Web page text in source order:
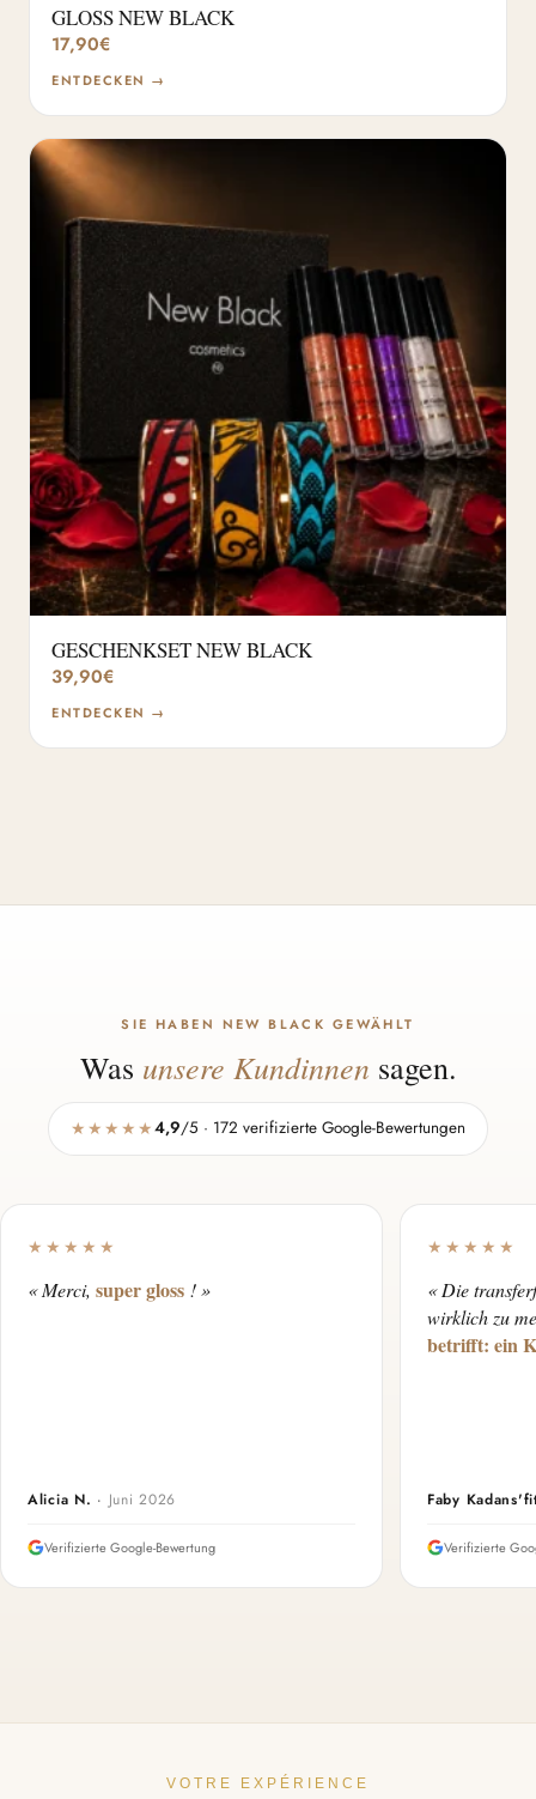
GLOSS NEW BLACK
17,90€
ENTDECKEN →
GESCHENKSET NEW BLACK
39,90€
ENTDECKEN →
SIE HABEN NEW BLACK GEWÄHLT
Was unsere Kundinnen sagen.
★★★★★4,9/5 · 172 verifizierte Google-Bewertungen
★★★★★
« Merci, super gloss ! »
Alicia N. · Juni 2026
Verifizierte Google-Bewertung
★★★★★
« Die
wirklich zu
betrifft: ein
Faby
Verifizierte
VOTRE EXPÉRIENCE